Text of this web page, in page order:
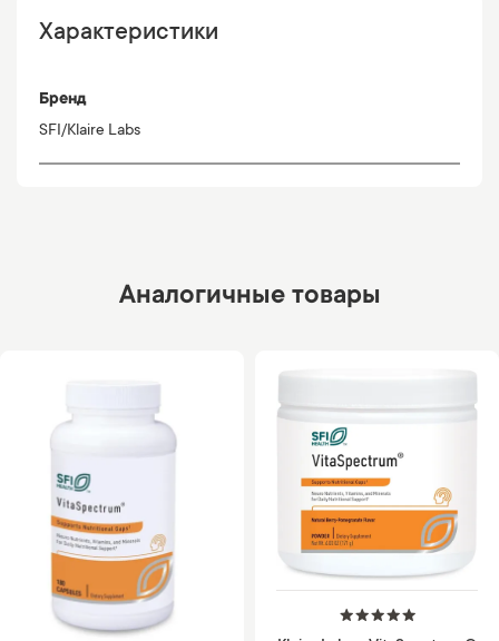
Характеристики
Бренд
SFI/Klaire Labs
Аналогичные товары